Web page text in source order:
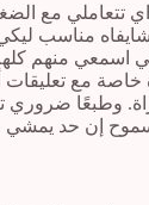
تتعاملي مع
شايفاه مناسب
اسمعي منهم
مع تعليقات
وطبعًا ضروري
إن حد يمشي